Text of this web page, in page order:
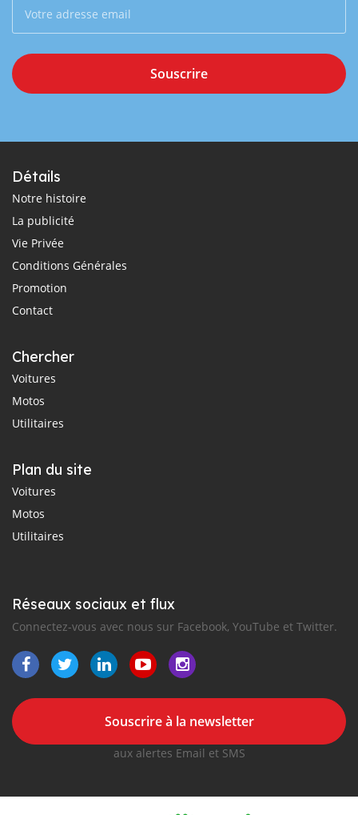
Souscrire
Détails
Notre histoire
La publicité
Vie Privée
Conditions Générales
Promotion
Contact
Chercher
Voitures
Motos
Utilitaires
Plan du site
Voitures
Motos
Utilitaires
Réseaux sociaux et flux
Connectez-vous avec nous sur Facebook, YouTube et Twitter.
Souscrire à la newsletter
aux alertes Email et SMS